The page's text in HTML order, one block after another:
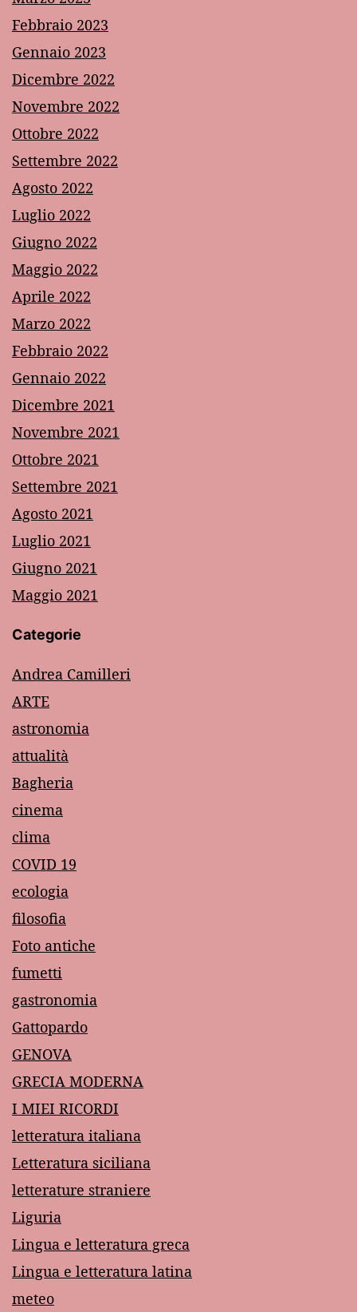
Febbraio 2023
Gennaio 2023
Dicembre 2022
Novembre 2022
Ottobre 2022
Settembre 2022
Agosto 2022
Luglio 2022
Giugno 2022
Maggio 2022
Aprile 2022
Marzo 2022
Febbraio 2022
Gennaio 2022
Dicembre 2021
Novembre 2021
Ottobre 2021
Settembre 2021
Agosto 2021
Luglio 2021
Giugno 2021
Maggio 2021
Categorie
Andrea Camilleri
ARTE
astronomia
attualità
Bagheria
cinema
clima
COVID 19
ecologia
filosofia
Foto antiche
fumetti
gastronomia
Gattopardo
GENOVA
GRECIA MODERNA
I MIEI RICORDI
letteratura italiana
Letteratura siciliana
letterature straniere
Liguria
Lingua e letteratura greca
Lingua e letteratura latina
meteo